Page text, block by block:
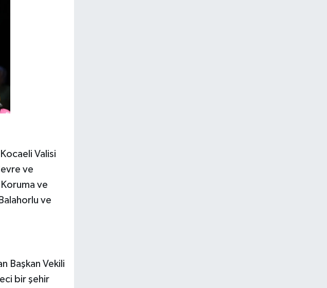
Valisi
ve
ve
ve
Başkan Vekili
bir şehir